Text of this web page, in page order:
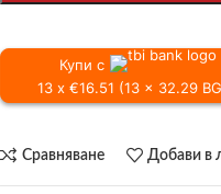
Купи с
13 x €16.51 (13 x 32.29
Сравняване Добави в